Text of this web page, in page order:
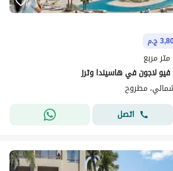
ج.م
لاجون في هاسيندا وترز
مطروح
اتصل